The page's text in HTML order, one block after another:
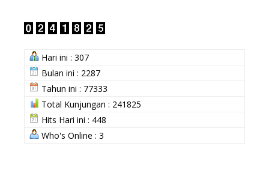
Hari ini : 307
Bulan ini : 2287
Tahun ini : 77333
Total Kunjungan : 241825
Hits Hari ini : 448
Who's Online : 3